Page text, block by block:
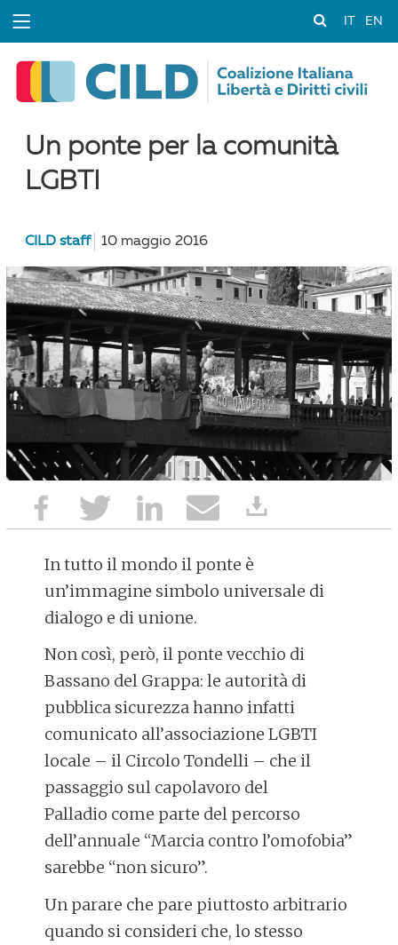
EN
Un ponte per la comunità
LGBTI
CILD staff 10 maggio 2016
In tutto il mondo il ponte è
un’immagine simbolo universale di
dialogo e di unione.
Non così, però, il ponte vecchio di
Bassano del Grappa: le autorità di
pubblica sicurezza hanno infatti
comunicato all’associazione LGBTI
locale – il Circolo Tondelli – che il
passaggio sul capolavoro del
Palladio come parte del percorso
dell’annuale “Marcia contro l’omofobia”
sarebbe “non sicuro”.
Un parare che pare piuttosto arbitrario
quando si consideri che, lo stesso